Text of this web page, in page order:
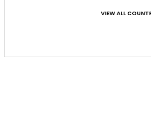
ANGESEHENE ARTIKEL
VIEW ALL